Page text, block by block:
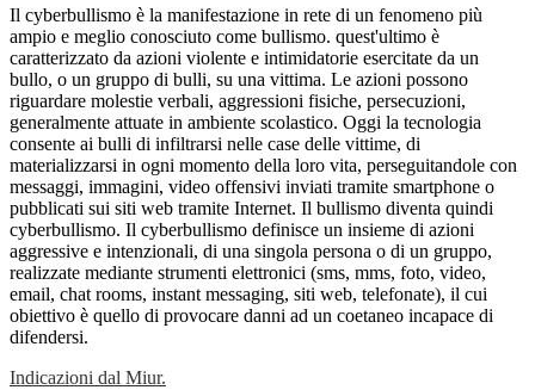
Il cyberbullismo è la manifestazione in rete di un fenomeno più
ampio e meglio conosciuto come bullismo. quest'ultimo è
caratterizzato da azioni violente e intimidatorie esercitate da un
bullo, o un gruppo di bulli, su una vittima. Le azioni possono
riguardare molestie verbali, aggressioni fisiche, persecuzioni,
generalmente attuate in ambiente scolastico. Oggi la tecnologia
consente ai bulli di infiltrarsi nelle case delle vittime, di
materializzarsi in ogni momento della loro vita, perseguitandole con
messaggi, immagini, video offensivi inviati tramite smartphone o
pubblicati sui siti web tramite Internet. Il bullismo diventa quindi
cyberbullismo. Il cyberbullismo definisce un insieme di azioni
aggressive e intenzionali, di una singola persona o di un gruppo,
realizzate mediante strumenti elettronici (sms, mms, foto, video,
email, chat rooms, instant messaging, siti web, telefonate), il cui
obiettivo è quello di provocare danni ad un coetaneo incapace di
difendersi.
Indicazioni dal Miur.